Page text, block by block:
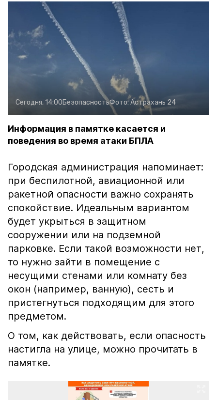
Сегодня, 14:00БезопасностьФото:Астрахань 24
Информация в памятке касается и
поведения во время атаки БПЛА
Городская администрация напоминает:
при беспилотной, авиационной или
ракетной опасности важно сохранять
спокойствие. Идеальным вариантом
будет укрыться в защитном
сооружении или на подземной
парковке. Если такой возможности нет,
то нужно зайти в помещение с
несущими стенами или комнату без
окон (например, ванную), сесть и
пристегнуться подходящим для этого
предметом.
О том, как действовать, если опасность
настигла на улице, можно прочитать в
памятке.